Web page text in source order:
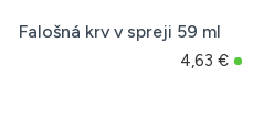
Falošná krv v spreji 59 ml
4,63 €